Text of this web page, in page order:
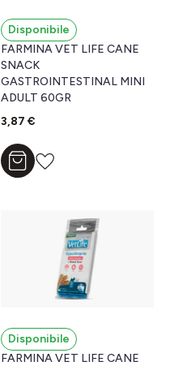
Disponibile
FARMINA VET LIFE CANE
SNACK
GASTROINTESTINAL MINI
ADULT 60GR
3,87 €
Aggiungi al carrello
Disponibile
FARMINA VET LIFE CANE